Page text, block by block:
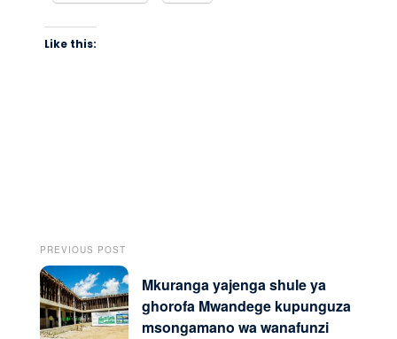
Like this:
PREVIOUS POST
Mkuranga yajenga shule ya
ghorofa Mwandege kupunguza
msongamano wa wanafunzi